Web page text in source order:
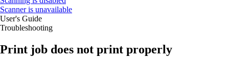
Scanner is unavailable
User's Guide
Troubleshooting
Print job does not print properly